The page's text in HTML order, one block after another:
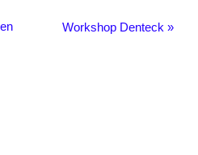
Workshop Denteck »